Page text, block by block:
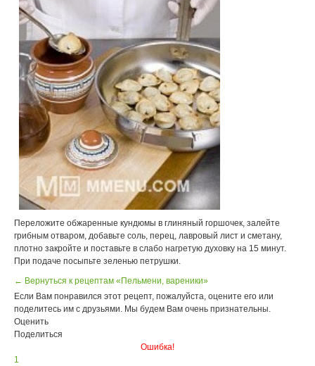
Переложите обжаренные кундюмы в глиняный горшочек, залейте
грибным отваром, добавьте соль, перец, лавровый лист и сметану,
плотно закройте и поставьте в слабо нагретую духовку на 15 минут.
При подаче посыпьте зеленью петрушки.
← Вернуться к рецептам «Пельмени, вареники»
Если Вам понравился этот рецепт, пожалуйста, оцените его или
поделитесь им с друзьями. Мы будем Вам очень признательны.
Оценить
Поделиться
Ошибка!
1